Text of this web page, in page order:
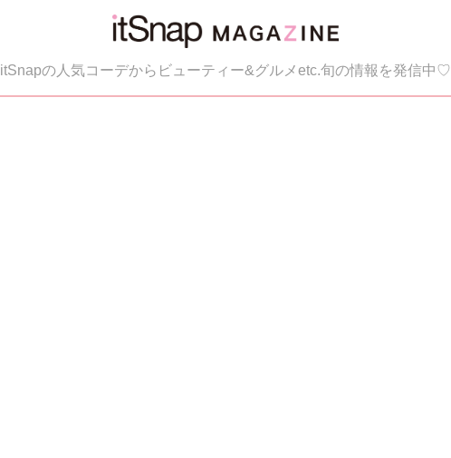
itSnapの人気コーデからビューティー&グルメetc.旬の情報を発信中♡